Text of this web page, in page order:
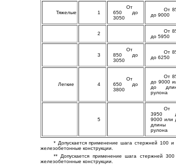
Тяжелые 1
От
650 до
3050
От
до 9000
2
От
до 5950
3
От
850 до
3050
От
до 6250
Легкие 4
От
650 до
3800
От
до 9000
до
рулона
5
От
3950
9000 или
длины
рулона
* Допускается применение шага стержней 100
железобетонные конструкции.
** Допускается применение шага стержней
железобетонные конструкции.